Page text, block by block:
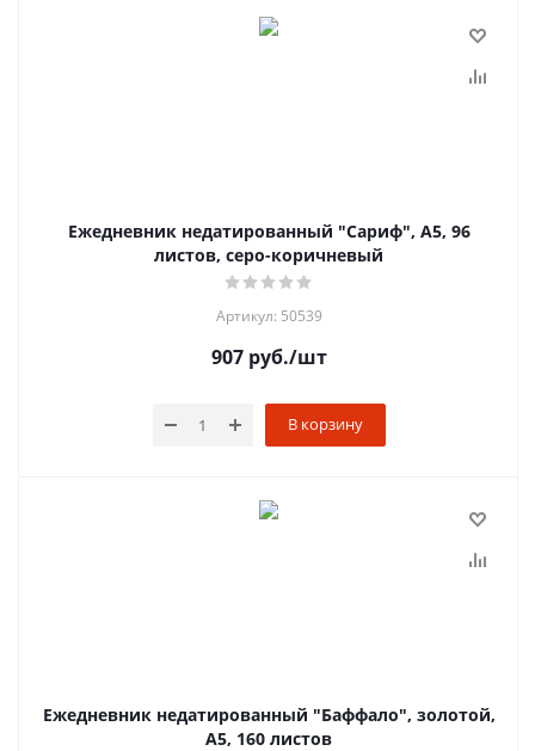
Ежедневник недатированный "Сариф", А5, 96
листов, серо-коричневый
Артикул: 50539
907руб./шт
В корзину
Ежедневник недатированный "Баффало", золотой,
А5, 160 листов